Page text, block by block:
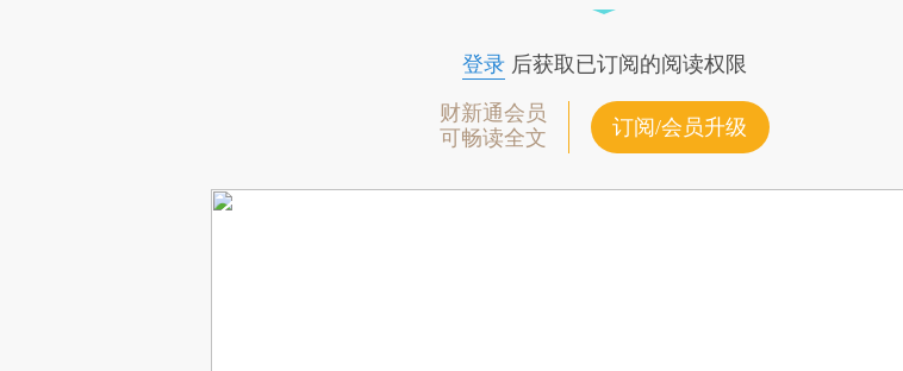
登录后获取已订阅的阅读权限
财新通会员
可畅读全文
订阅/会员升级